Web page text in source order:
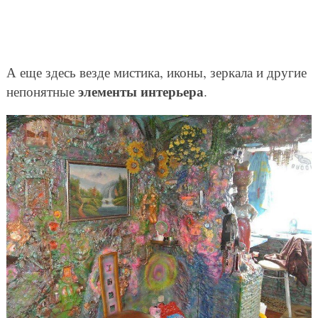
А еще здесь везде мистика, иконы, зеркала и другие
непонятные элементы интерьера.